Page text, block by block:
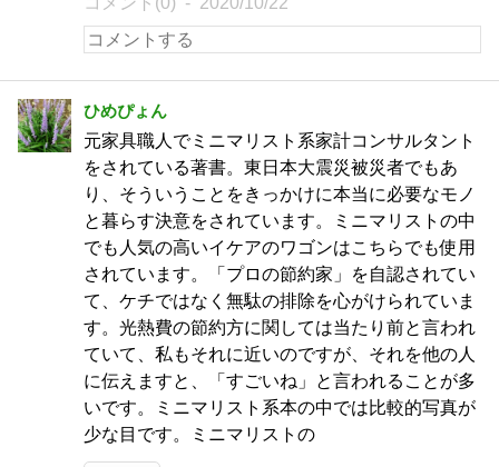
ひめぴょん
元家具職人でミニマリスト系家計コンサルタント
をされている著書。東日本大震災被災者でもあ
り、そういうことをきっかけに本当に必要なモノ
と暮らす決意をされています。ミニマリストの中
でも人気の高いイケアのワゴンはこちらでも使用
されています。「プロの節約家」を自認されてい
て、ケチではなく無駄の排除を心がけられていま
す。光熱費の節約方に関しては当たり前と言われ
ていて、私もそれに近いのですが、それを他の人
に伝えますと、「すごいね」と言われることが多
いです。ミニマリスト系本の中では比較的写真が
少な目です。ミニマリストの